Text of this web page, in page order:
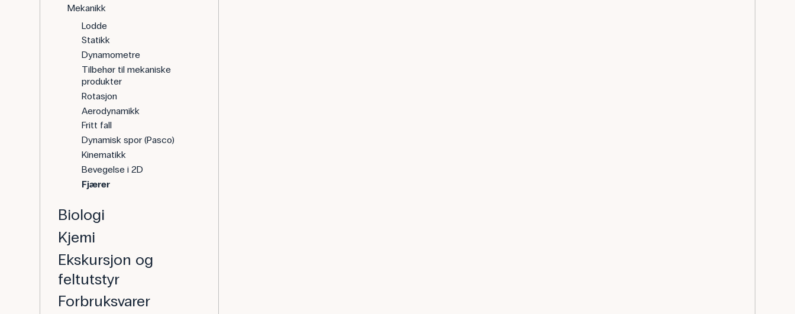
Mekanikk
Lodde
Statikk
Dynamometre
Tilbehør til mekaniske
produkter
Rotasjon
Aerodynamikk
Fritt fall
Dynamisk spor (Pasco)
Kinematikk
Bevegelse i 2D
Fjærer
Biologi
Kjemi
Ekskursjon og
feltutstyr
Forbruksvarer